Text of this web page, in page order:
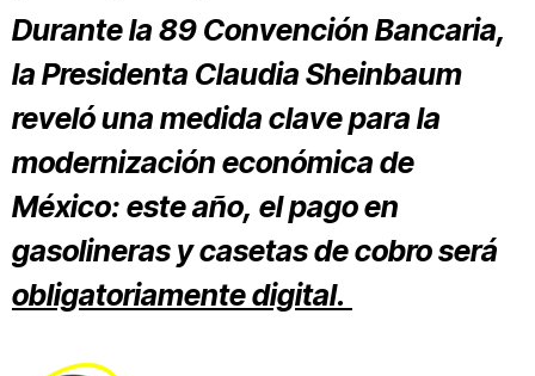
Durante la 89 Convención Bancaria,
la Presidenta Claudia Sheinbaum
reveló una medida clave para la
modernización económica de
México: este año, el pago en
gasolineras y casetas de cobro será
obligatoriamente digital.